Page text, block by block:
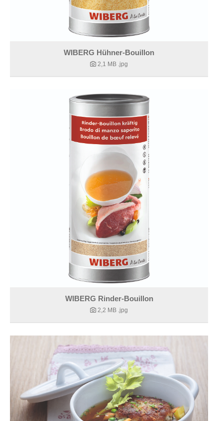
WIBERG Hühner-Bouillon
2,1 MB .jpg
WIBERG Rinder-Bouillon
2,2 MB .jpg